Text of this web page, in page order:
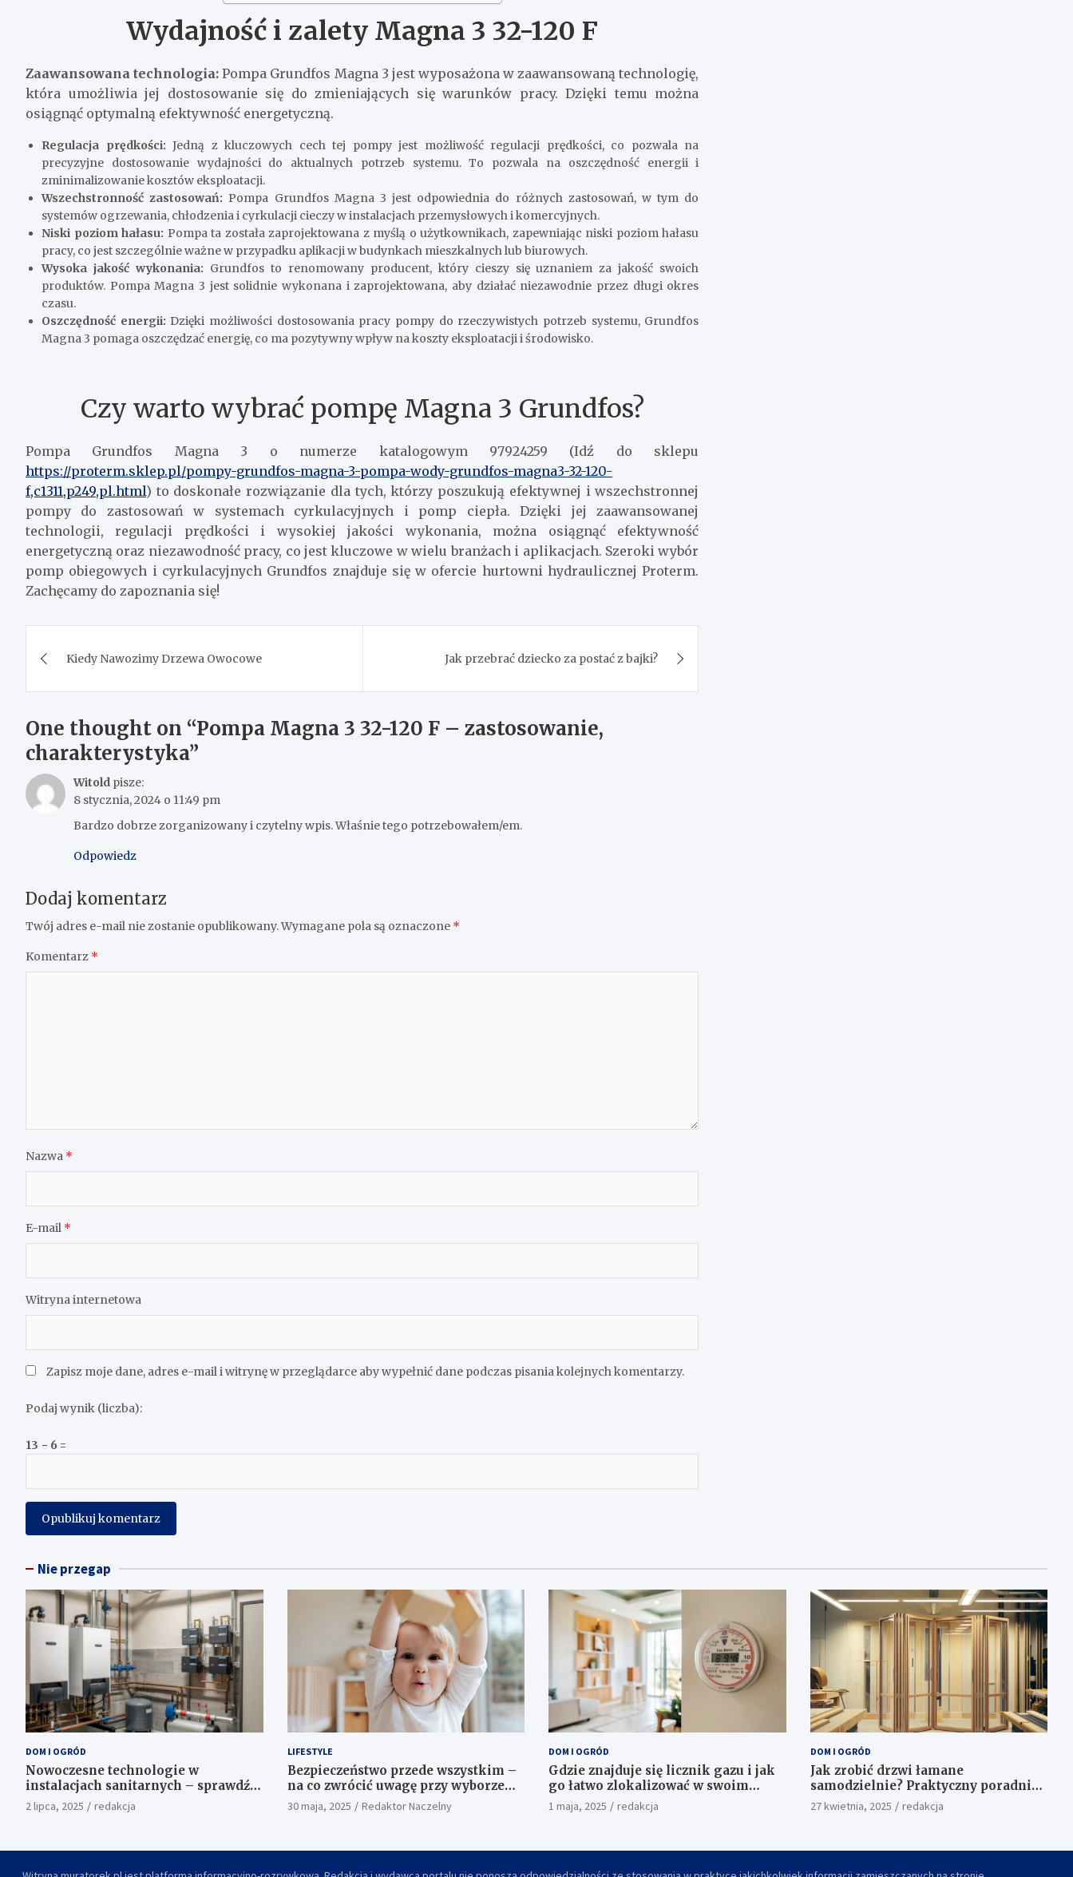
Wydajność i zalety Magna 3 32-120 F
Zaawansowana technologia: Pompa Grundfos Magna 3 jest wyposażona w zaawansowaną technologię,
która umożliwia jej dostosowanie się do zmieniających się warunków pracy. Dzięki temu można
osiągnąć optymalną efektywność energetyczną.
Regulacja prędkości: Jedną z kluczowych cech tej pompy jest możliwość regulacji prędkości, co pozwala na
precyzyjne dostosowanie wydajności do aktualnych potrzeb systemu. To pozwala na oszczędność energii i
zminimalizowanie kosztów eksploatacji.
Wszechstronność zastosowań: Pompa Grundfos Magna 3 jest odpowiednia do różnych zastosowań, w tym do
systemów ogrzewania, chłodzenia i cyrkulacji cieczy w instalacjach przemysłowych i komercyjnych.
Niski poziom hałasu: Pompa ta została zaprojektowana z myślą o użytkownikach, zapewniając niski poziom hałasu
pracy, co jest szczególnie ważne w przypadku aplikacji w budynkach mieszkalnych lub biurowych.
Wysoka jakość wykonania: Grundfos to renomowany producent, który cieszy się uznaniem za jakość swoich
produktów. Pompa Magna 3 jest solidnie wykonana i zaprojektowana, aby działać niezawodnie przez długi okres
czasu.
Oszczędność energii: Dzięki możliwości dostosowania pracy pompy do rzeczywistych potrzeb systemu, Grundfos
Magna 3 pomaga oszczędzać energię, co ma pozytywny wpływ na koszty eksploatacji i środowisko.
Czy warto wybrać pompę Magna 3 Grundfos?
Pompa Grundfos Magna 3 o numerze katalogowym 97924259 (Idź do sklepu
https://proterm.sklep.pl/pompy-grundfos-magna-3-pompa-wody-grundfos-magna3-32-120-
f,c1311,p249,pl.html) to doskonałe rozwiązanie dla tych, którzy poszukują efektywnej i wszechstronnej
pompy do zastosowań w systemach cyrkulacyjnych i pomp ciepła. Dzięki jej zaawansowanej
technologii, regulacji prędkości i wysokiej jakości wykonania, można osiągnąć efektywność
energetyczną oraz niezawodność pracy, co jest kluczowe w wielu branżach i aplikacjach. Szeroki wybór
pomp obiegowych i cyrkulacyjnych Grundfos znajduje się w ofercie hurtowni hydraulicznej Proterm.
Zachęcamy do zapoznania się!
wpisuKiedy Nawozimy Drzewa Owocowe Jak przebrać dziecko za postać z bajki?
One thought on “Pompa Magna 3 32-120 F – zastosowanie,
charakterystyka”
Witold pisze:
8 stycznia, 2024 o 11:49 pm
Bardzo dobrze zorganizowany i czytelny wpis. Właśnie tego potrzebowałem/em.
Odpowiedz
Dodaj komentarz
Twój adres e-mail nie zostanie opublikowany.Wymagane pola są oznaczone *
Komentarz *
Nazwa *
E-mail *
Witryna internetowa
Zapisz moje dane, adres e-mail i witrynę w przeglądarce aby wypełnić dane podczas pisania kolejnych komentarzy.
Podaj wynik (liczba):
13 − 6 =
Nie przegap
DOM I OGRÓD
Nowoczesne technologie w
instalacjach sanitarnych – sprawdź,
co oferuje hurtownia sanitarna
Proterm.sklep.pl
2 lipca, 2025 redakcja
LIFESTYLE
Bezpieczeństwo przede wszystkim –
na co zwrócić uwagę przy wyborze
kolczyków dla maluszka
30 maja, 2025 Redaktor Naczelny
DOM I OGRÓD
Gdzie znajduje się licznik gazu i jak
go łatwo zlokalizować w swoim
domu?
1 maja, 2025 redakcja
DOM I OGRÓD
Jak zrobić drzwi łamane
samodzielnie? Praktyczny poradnik
krok po kroku
27 kwietnia, 2025 redakcja